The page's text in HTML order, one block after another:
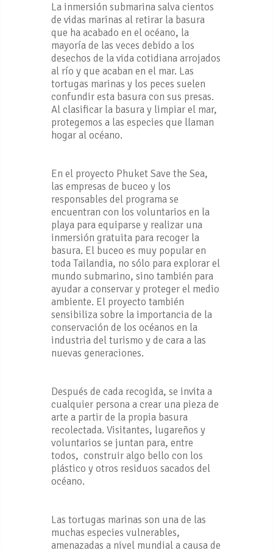
La inmersión submarina salva cientos
de vidas marinas al retirar la basura
que ha acabado en el océano, la
mayoría de las veces debido a los
desechos de la vida cotidiana arrojados
al río y que acaban en el mar. Las
tortugas marinas y los peces suelen
confundir esta basura con sus presas.
Al clasificar la basura y limpiar el mar,
protegemos a las especies que llaman
hogar al océano.
En el proyecto Phuket Save the Sea,
las empresas de buceo y los
responsables del programa se
encuentran con los voluntarios en la
playa para equiparse y realizar una
inmersión gratuita para recoger la
basura. El buceo es muy popular en
toda Tailandia, no sólo para explorar el
mundo submarino, sino también para
ayudar a conservar y proteger el medio
ambiente. El proyecto también
sensibiliza sobre la importancia de la
conservación de los océanos en la
industria del turismo y de cara a las
nuevas generaciones.
Después de cada recogida, se invita a
cualquier persona a crear una pieza de
arte a partir de la propia basura
recolectada. Visitantes, lugareños y
voluntarios se juntan para, entre
todos, construir algo bello con los
plástico y otros residuos sacados del
océano.
Las tortugas marinas son una de las
muchas especies vulnerables,
amenazadas a nivel mundial a causa de